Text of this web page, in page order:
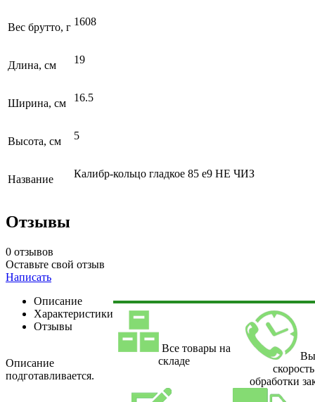
Вес брутто, г 1608
Длина, см 19
Ширина, см 16.5
Высота, см 5
Название Калибр-кольцо гладкое 85 e9 НЕ ЧИЗ
Отзывы
0 отзывов
Оставьте свой отзыв
Написать
Описание
Характеристики
Отзывы
Описание
подготавливается.
Все товары на
складе
скорость
обработки